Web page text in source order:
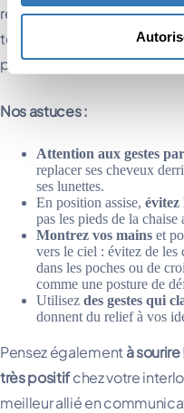
réel impact sur l’auditoire.
tendu·e ou sujet·te aux «
posture neutre et
Nos astuces :
Attention aux gestes
replacer ses cheveux
ses lunettes.
En position assise, évitez
pas les pieds de la chaise
Montrez vos mains et
vers le ciel : évitez de les
dans les poches ou de
comme une posture de
Utilisez des gestes qui
donnent du relief à vos
Pensez également à sourire
très positifchez votre
meilleur allié en